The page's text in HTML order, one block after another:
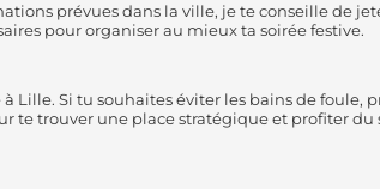
prévues dans la ville, je te conseille de
pour organiser au mieux ta soirée festive.
Lille. Si tu souhaites éviter les bains de
te trouver une place stratégique et profiter